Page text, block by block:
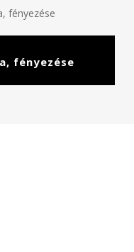
fényezése